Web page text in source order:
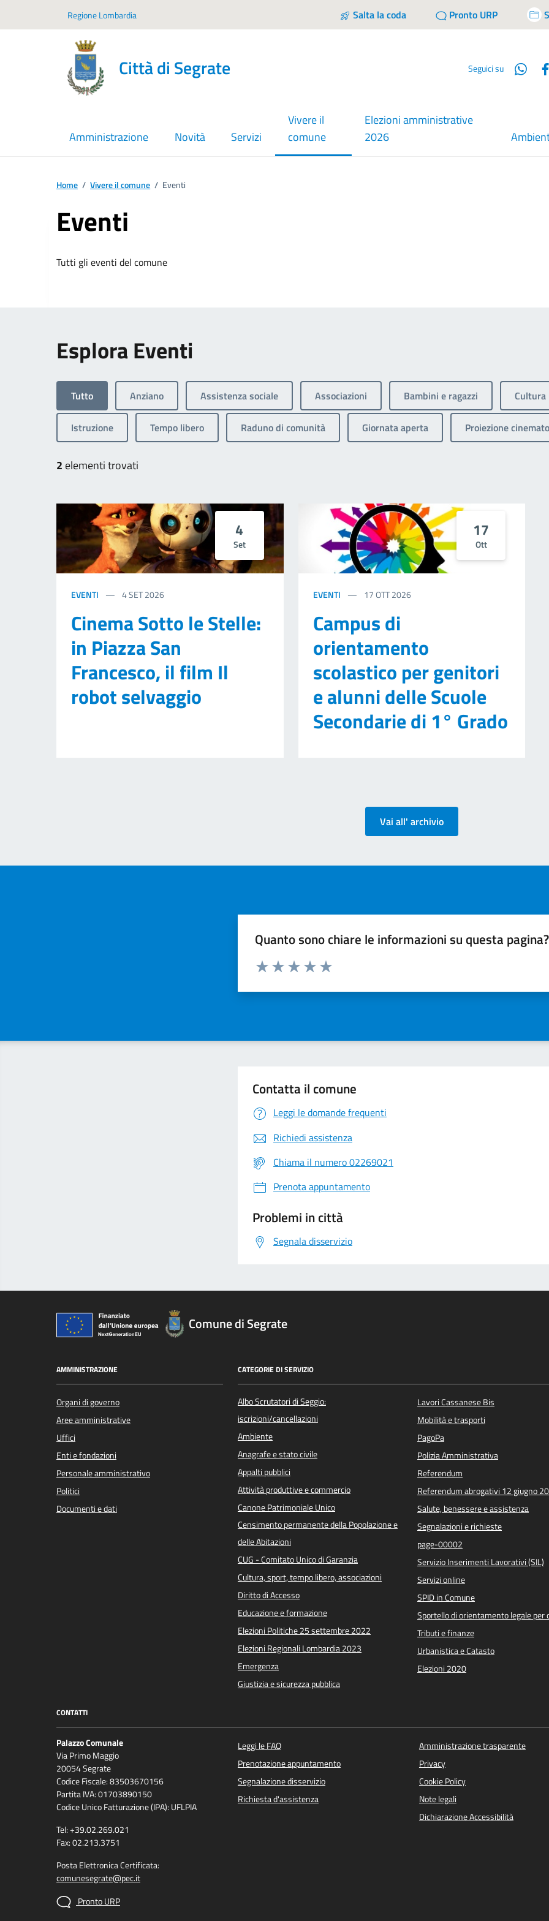
Regione Lombardia Salta la coda Pronto URP
Città di Segrate Seguici su
Amministrazione Novità Servizi
Vivere il
comune
menu selezionato
Elezioni amministrative
2026
Home / Vivere il comune / Eventi
Eventi
Tutti gli eventi del comune
Esplora Eventi
Tutto Anziano Assistenza sociale Associazioni Bambini e ragazzi Cultura
Istruzione Tempo libero Raduno di comunità Giornata aperta Proiezione
2 elementi trovati
4
Set
EVENTI 4SET 2026
Cinema Sotto le Stelle:
in Piazza San
Francesco, il film Il
robot selvaggio
17
Ott
EVENTI 17OTT 2026
Campus di
orientamento
scolastico per genitori
e alunni delle Scuole
Secondarie di 1° Grado
Vai all' archivio
Quanto sono chiare le informazioni su questa pagina?
Valuta da 1 a 5 stelle la pagina
Contatta il comune
Leggi le domande frequenti
Richiedi assistenza
Chiama il numero 02269021
Prenota appuntamento
Problemi in città
Segnala disservizio
Comune di Segrate
AMMINISTRAZIONE
Organi di governo
Aree amministrative
Uffici
Enti e fondazioni
Personale amministrativo
Politici
Documenti e dati
CATEGORIE DI SERVIZIO
Albo Scrutatori di Seggio:
iscrizioni/cancellazioni
Ambiente
Anagrafe e stato civile
Appalti pubblici
Attività produttive e commercio
Canone Patrimoniale Unico
Censimento permanente della Popolazione e
delle Abitazioni
CUG - Comitato Unico di Garanzia
Cultura, sport, tempo libero, associazioni
Diritto di Accesso
Educazione e formazione
Elezioni Politiche 25 settembre 2022
Elezioni Regionali Lombardia 2023
Emergenza
Giustizia e sicurezza pubblica
Lavori Cassanese Bis
Mobilità e trasporti
PagoPa
Polizia Amministrativa
Referendum
Referendum abrogativi 12 giugno
Salute, benessere e assistenza
Segnalazioni e richieste
page-00002
Servizio Inserimenti Lavorativi (SIL)
Servizi online
SPID in Comune
Sportello di orientamento legale per
Tributi e finanze
Urbanistica e Catasto
Elezioni 2020
CONTATTI
Palazzo Comunale
Via Primo Maggio
20054 Segrate
Codice Fiscale: 83503670156
Partita IVA: 01703890150
Codice Unico Fatturazione (IPA): UFLPIA
Tel: +39.02.269.021
Fax: 02.213.3751
Posta Elettronica Certificata:
comunesegrate@pec.it
Pronto URP
Leggi le FAQ
Prenotazione appuntamento
Segnalazione disservizio
Richiesta d'assistenza
Amministrazione trasparente
Privacy
Cookie Policy
Note legali
Dichiarazione Accessibilità